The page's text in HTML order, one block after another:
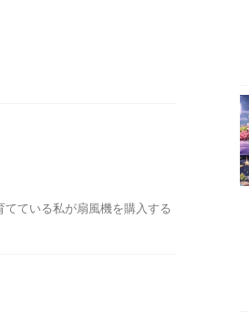
ている私が扇風機を購入する